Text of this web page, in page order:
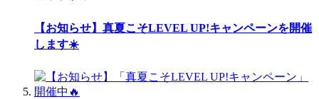
【お知らせ】真夏こそLEVEL UP!キャンペーンを開催
します☀️